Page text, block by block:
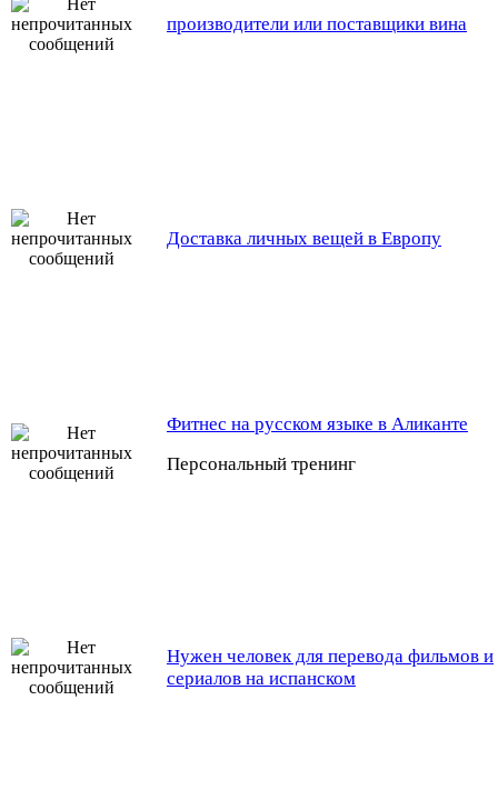
производители или поставщики вина
Доставка личных вещей в Европу
Фитнес на русском языке в Аликанте
Персональный тренинг
Нужен человек для перевода фильмов и
сериалов на испанском